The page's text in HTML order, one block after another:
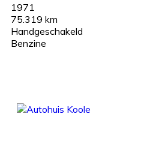
1971
75.319 km
Handgeschakeld
Benzine